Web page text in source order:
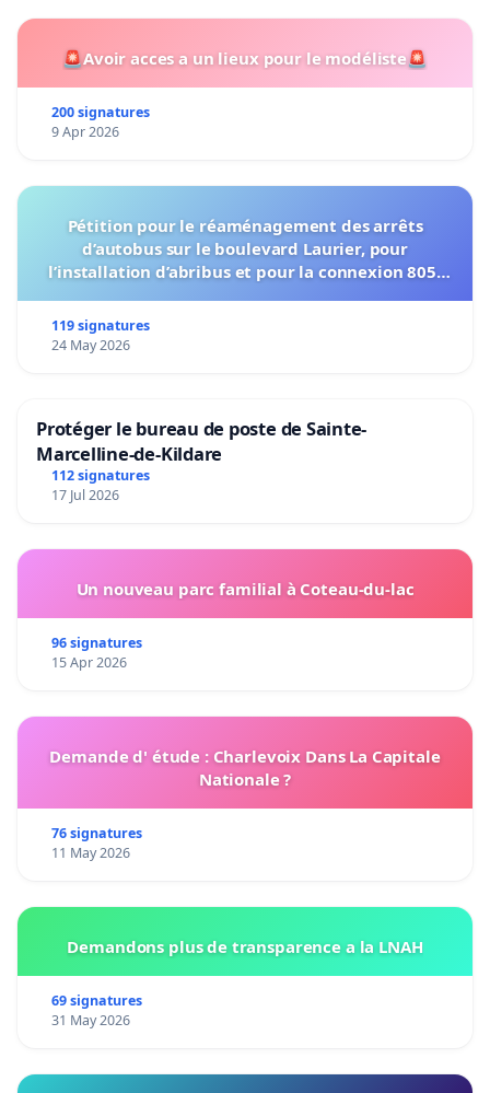
mogen bedienen ten voordele van de
automaat, tijdens het weekend het loket en de
wachtkamer van ons station sluiten en, op
lange termijn, ons station volledig sluiten.
🚨Avoir acces a un lieux pour le modéliste🚨
200 signatures
9 Apr 2026
Pétition pour le réaménagement des arrêts
d’autobus sur le boulevard Laurier, pour
l’installation d’abribus et pour la connexion 805-
119 signatures
24 May 2026
Protéger le bureau de poste de Sainte-
Marcelline-de-Kildare
112 signatures
17 Jul 2026
Un nouveau parc familial à Coteau-du-lac
96 signatures
15 Apr 2026
Demande d' étude : Charlevoix Dans La Capitale
Nationale ?
76 signatures
11 May 2026
Demandons plus de transparence a la LNAH
69 signatures
31 May 2026